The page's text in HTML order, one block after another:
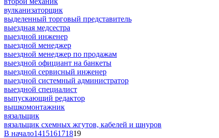
вулканизаторщик
выделенный торговый представитель
выездная медсестра
выездной инженер
выездной менеджер
выездной менеджер по продажам
выездной официант на банкеты
выездной сервисный инженер
выездной системный администратор
выездной специалист
выпускающий редактор
вышкомонтажник
вязальщик
вязальщик схемных жгутов, кабелей и шнуров
В начало141516171819